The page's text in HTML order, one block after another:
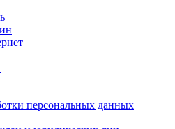
персональных данных